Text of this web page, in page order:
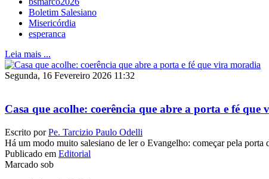
Boletim Salesiano
Misericórdia
esperanca
Leia mais ...
Segunda, 16 Fevereiro 2026 11:32
Casa que acolhe: coerência que abre a porta e fé que
Escrito porPe. Tarcizio Paulo Odelli
Há um modo muito salesiano de ler o Evangelho: começar pela porta
Publicado em Editorial
Marcado sob